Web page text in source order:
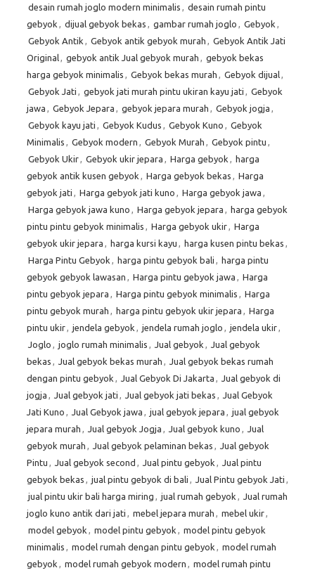
desain rumah joglo modern minimalis , desain rumah pintu
gebyok , dijual gebyok bekas , gambar rumah joglo , Gebyok ,
Gebyok Antik , Gebyok antik gebyok murah , Gebyok Antik Jati
Original, gebyok antik Jual gebyok murah , gebyok bekas
harga gebyok minimalis , Gebyok bekas murah , Gebyok dijual,
Gebyok Jati , gebyok jati murah pintu ukiran kayu jati , Gebyok
jawa , Gebyok Jepara , gebyok jepara murah , Gebyok jogja ,
Gebyok kayu jati , Gebyok Kudus , Gebyok Kuno , Gebyok
Minimalis , Gebyok modern , Gebyok Murah , Gebyok pintu ,
Gebyok Ukir, Gebyok ukir jepara , Harga gebyok , harga
gebyok antik kusen gebyok , Harga gebyok bekas , Harga
gebyok jati , Harga gebyok jati kuno , Harga gebyok jawa ,
Harga gebyok jawa kuno , Harga gebyok jepara , harga gebyok
pintu pintu gebyok minimalis , Harga gebyok ukir, Harga
gebyok ukir jepara , harga kursi kayu , harga kusen pintu bekas ,
Harga Pintu Gebyok , harga pintu gebyok bali , harga pintu
gebyok gebyok lawasan , Harga pintu gebyok jawa , Harga
pintu gebyok jepara , Harga pintu gebyok minimalis , Harga
pintu gebyok murah , harga pintu gebyok ukir jepara , Harga
pintu ukir, jendela gebyok , jendela rumah joglo , jendela ukir,
Joglo , joglo rumah minimalis , Jual gebyok , Jual gebyok
bekas , Jual gebyok bekas murah , Jual gebyok bekas rumah
dengan pintu gebyok , Jual Gebyok Di Jakarta , Jual gebyok di
jogja , Jual gebyok jati , Jual gebyok jati bekas , Jual Gebyok
Jati Kuno , Jual Gebyok jawa , jual gebyok jepara , jual gebyok
jepara murah , Jual gebyok Jogja , Jual gebyok kuno , Jual
gebyok murah , Jual gebyok pelaminan bekas , Jual gebyok
Pintu , Jual gebyok second , Jual pintu gebyok , Jual pintu
gebyok bekas , jual pintu gebyok di bali , Jual Pintu gebyok Jati ,
jual pintu ukir bali harga miring , jual rumah gebyok , Jual rumah
joglo kuno antik dari jati , mebel jepara murah , mebel ukir,
model gebyok , model pintu gebyok , model pintu gebyok
minimalis , model rumah dengan pintu gebyok , model rumah
gebyok , model rumah gebyok modern , model rumah pintu